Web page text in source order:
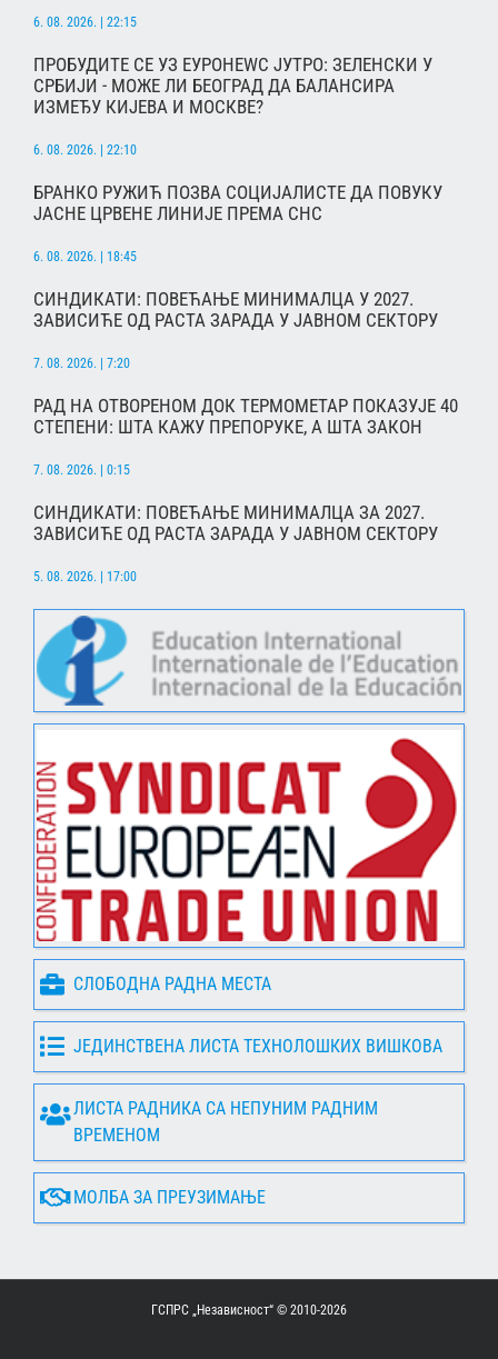
6. 08. 2026. | 22:15
ПРОБУДИТЕ СЕ УЗ ЕУРОНЕWС ЈУТРО: ЗЕЛЕНСКИ У
СРБИЈИ - МОЖЕ ЛИ БЕОГРАД ДА БАЛАНСИРА
ИЗМЕЂУ КИЈЕВА И МОСКВЕ?
6. 08. 2026. | 22:10
БРАНКО РУЖИЋ ПОЗВА СОЦИЈАЛИСТЕ ДА ПОВУКУ
ЈАСНЕ ЦРВЕНЕ ЛИНИЈЕ ПРЕМА СНС
6. 08. 2026. | 18:45
СИНДИКАТИ: ПОВЕЋАЊЕ МИНИМАЛЦА У 2027.
ЗАВИСИЋЕ ОД РАСТА ЗАРАДА У ЈАВНОМ СЕКТОРУ
7. 08. 2026. | 7:20
РАД НА ОТВОРЕНОМ ДОК ТЕРМОМЕТАР ПОКАЗУЈЕ 40
СТЕПЕНИ: ШТА КАЖУ ПРЕПОРУКЕ, А ШТА ЗАКОН
7. 08. 2026. | 0:15
СИНДИКАТИ: ПОВЕЋАЊЕ МИНИМАЛЦА ЗА 2027.
ЗАВИСИЋЕ ОД РАСТА ЗАРАДА У ЈАВНОМ СЕКТОРУ
5. 08. 2026. | 17:00
СЛОБОДНА РАДНА МЕСТА
ЈЕДИНСТВЕНА ЛИСТА ТЕХНОЛОШКИХ ВИШКОВА
ЛИСТА РАДНИКА СА НЕПУНИМ РАДНИМ
ВРЕМЕНОМ
МОЛБА ЗА ПРЕУЗИМАЊЕ
ГСПРС „Независност“ © 2010-2026